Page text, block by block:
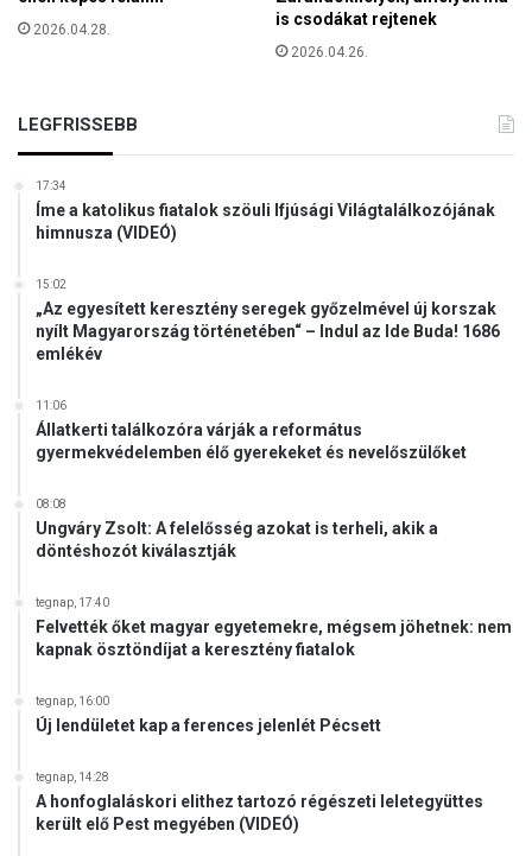
o
n
n
a
s
z
i
v
b
2026.04.28.
is csodákat rejtenek
2026.04.26.
LEGFRISSEBB
17:34
Íme a katolikus fiatalok szöuli Ifjúsági Világtalálkozójának
himnusza (VIDEÓ)
15:02
„Az egyesített keresztény seregek győzelmével új korszak
nyílt Magyarország történetében“ – Indul az Ide Buda! 1686
emlékév
11:06
Állatkerti találkozóra várják a református
gyermekvédelemben élő gyerekeket és nevelőszülőket
08:08
Ungváry Zsolt: A felelősség azokat is terheli, akik a
döntéshozót kiválasztják
tegnap, 17:40
Felvették őket magyar egyetemekre, mégsem jöhetnek: nem
kapnak ösztöndíjat a keresztény fiatalok
tegnap, 16:00
Új lendületet kap a ferences jelenlét Pécsett
tegnap, 14:28
A honfoglaláskori elithez tartozó régészeti leletegyüttes
került elő Pest megyében (VIDEÓ)